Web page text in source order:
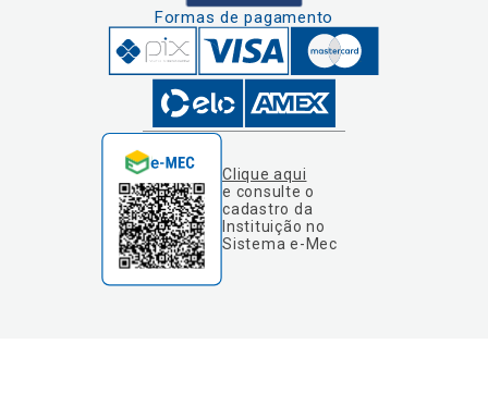
Formas de pagamento
Clique aqui
e consulte o
cadastro da
Instituição no
Sistema e-Mec